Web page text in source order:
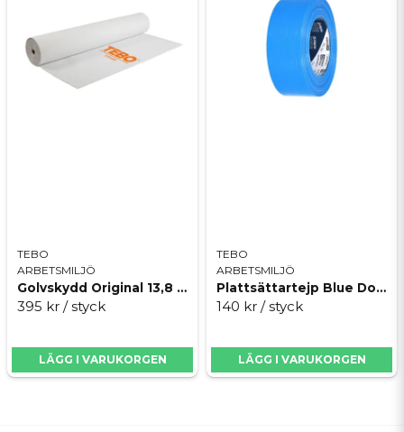
TEBO
ARBETSMILJÖ
Golvskydd Original 13,8 m
395 kr / styck
LÄGG I VARUKORGEN
TEBO
ARBETSMILJÖ
Plattsättartejp Blue Dolphin TT
140 kr / styck
LÄGG I VARUKORGEN